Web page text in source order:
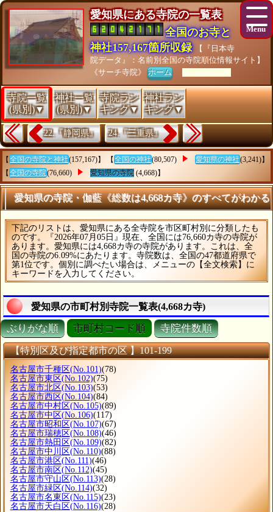
愛知県にある寺院の一覧表
全国のお寺と
神社157,167箇所収録
【『日本寺
院データ』：名前別全国の寺院順位情報サイト】
《サーチ寺院》ホーム [As of 26/07/28]
寺院一覧
(県別)▼
神社一覧
(県別)▼
寺院ラン
キング▼
神社ラン
キング▼
22.『静岡県』 24.『三重県』
【 全国の寺院と神社(157,167)】 【 全国の神社(80,507) 愛知県の神社(3,241)】
【 全国の寺院(76,660) 愛知県の寺院 (4,668)】
愛知県の寺院・伽藍《総数は4,668カ寺》のすべてがわかる
下記のリストは、愛知県にある全寺院を市区町村別に分類したも
のです。『2026年07月05日』現在、全国には76,660カ寺の寺院が
あります。愛知県には4,668カ寺の寺院があります。これは、全
国の寺院の6.09%にあたります。寺院数は、全国の47都道府県で
第1位です。個別に調べたい場合は、メニューの【全文検索】に
キーワードを入力してください。
愛知県の市町村別寺院一覧表(4,668カ寺)
ぶりがな順 市町村コード順 寺院件数順
【特別区及び指定都市の区 】101-199
名古屋市千種区(No.101)(78)
名古屋市東区(No.102)(75)
名古屋市北区(No.103)(53)
名古屋市西区(No.104)(84)
名古屋市中村区(No.105)(89)
名古屋市中区(No.106)(117)
名古屋市昭和区(No.107)(67)
名古屋市瑞穂区(No.108)(46)
名古屋市熱田区(No.109)(82)
名古屋市中川区(No.110)(88)
名古屋市港区(No.111)(46)
名古屋市南区(No.112)(45)
名古屋市守山区(No.113)(28)
名古屋市緑区(No.114)(32)
名古屋市名東区(No.115)(23)
名古屋市天白区(No.116)(28)